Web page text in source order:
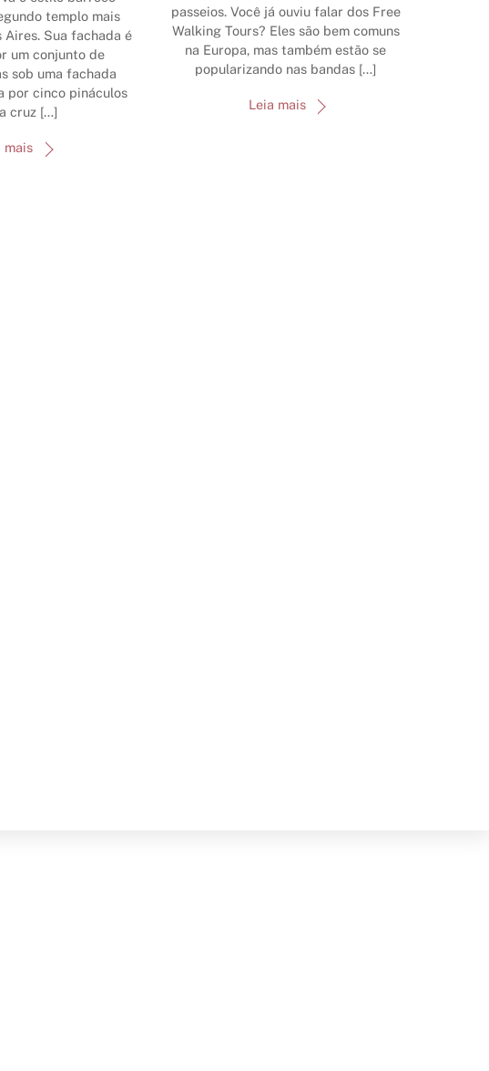
templo mais
Aires. Sua fachada é
um conjunto de
sob uma fachada
por cinco pináculos
cruz […]
mais
passeios. Você já ouviu falar dos Free
Walking Tours? Eles são bem comuns
na Europa, mas também estão se
popularizando nas bandas […]
Leia mais